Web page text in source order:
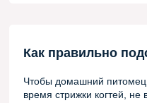
Как правильно
Чтобы домашний питомец
время стрижки когтей, не